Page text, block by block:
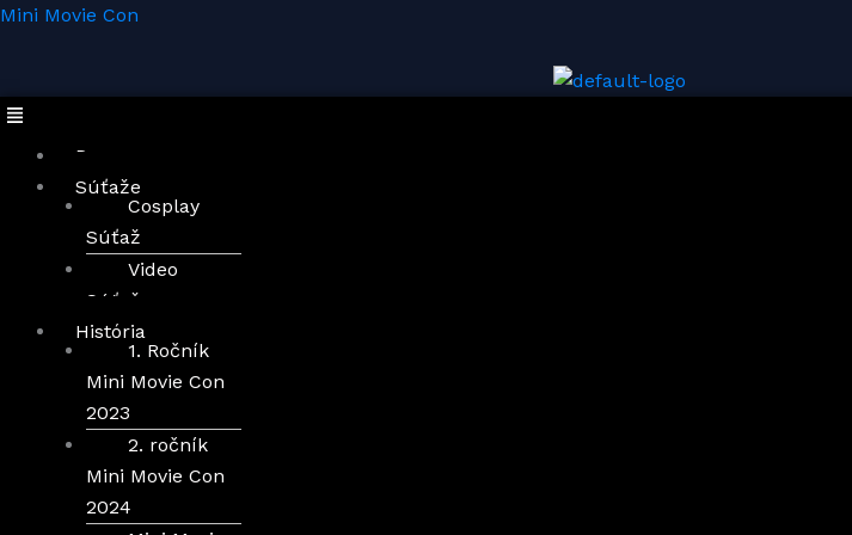
Preskočiť
Mini Movie Con
Menu
Domov
Súťaže
Cosplay
Súťaž
Video
Súťaž
História
1. Ročník
Mini Movie Con
2023
2. ročník
Mini Movie Con
2024